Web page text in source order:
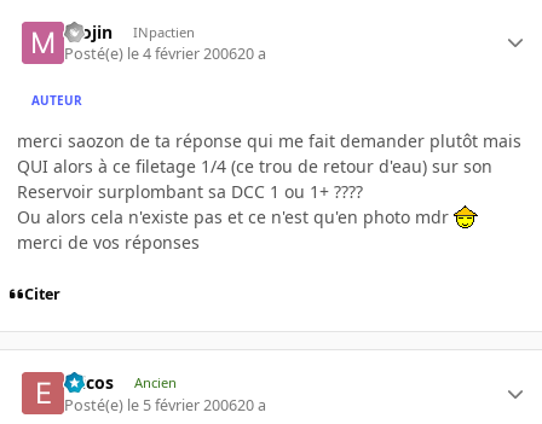
mojin INpactien
Posté(e) le 4 février 200620 a
AUTEUR
merci saozon de ta réponse qui me fait demander plutôt mais
QUI alors à ce filetage 1/4 (ce trou de retour d'eau) sur son
Reservoir surplombant sa DCC 1 ou 1+ ????
Ou alors cela n'existe pas et ce n'est qu'en photo mdr
merci de vos réponses
Citer
Ericos Ancien
Posté(e) le 5 février 200620 a